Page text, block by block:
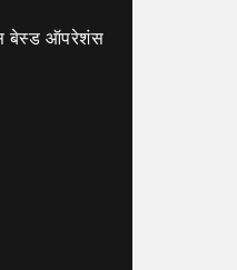
बेस्ड ऑपरेशंस